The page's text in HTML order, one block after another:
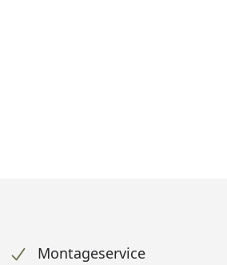
Montageservice